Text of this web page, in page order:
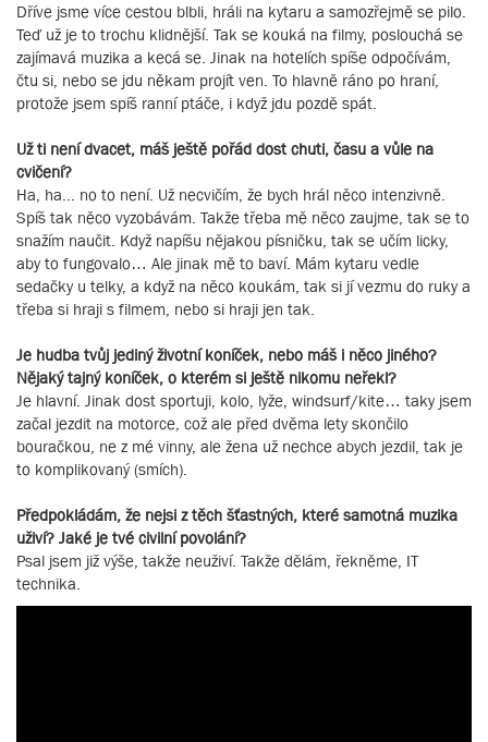
Dříve jsme více cestou blbli, hráli na kytaru a samozřejmě se pilo.
Teď už je to trochu klidnější. Tak se kouká na filmy, poslouchá se
zajímavá muzika a kecá se. Jinak na hotelích spíše odpočívám,
čtu si, nebo se jdu někam projít ven. To hlavně ráno po hraní,
protože jsem spíš ranní ptáče, i když jdu pozdě spát.
Už ti není dvacet, máš ještě pořád dost chuti, času a vůle na
cvičení?
Ha, ha... no to není. Už necvičím, že bych hrál něco intenzivně.
Spíš tak něco vyzobávám. Takže třeba mě něco zaujme, tak se to
snažím naučit. Když napíšu nějakou písničku, tak se učím licky,
aby to fungovalo… Ale jinak mě to baví. Mám kytaru vedle
sedačky u telky, a když na něco koukám, tak si jí vezmu do ruky a
třeba si hraji s filmem, nebo si hraji jen tak.
Je hudba tvůj jediný životní koníček, nebo máš i něco jiného?
Nějaký tajný koníček, o kterém si ještě nikomu neřekl?
Je hlavní. Jinak dost sportuji, kolo, lyže, windsurf/kite… taky jsem
začal jezdit na motorce, což ale před dvěma lety skončilo
bouračkou, ne z mé vinny, ale žena už nechce abych jezdil, tak je
to komplikovaný (smích).
Předpokládám, že nejsi z těch šťastných, které samotná muzika
uživí? Jaké je tvé civilní povolání?
Psal jsem již výše, takže neuživí. Takže dělám, řekněme, IT
technika.